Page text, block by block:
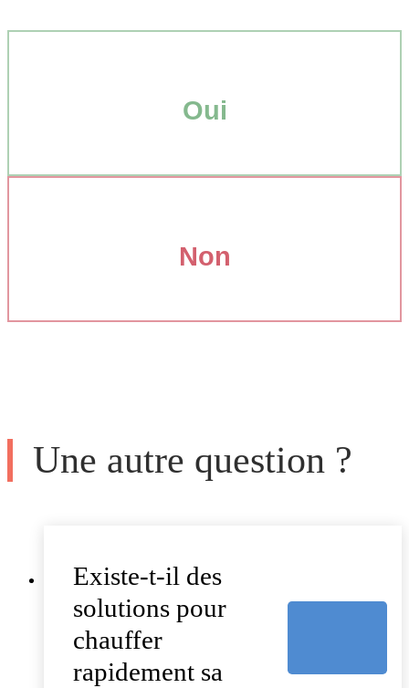
Oui
Non
Une autre question ?
Existe-t-il des
solutions pour
chauffer
rapidement sa